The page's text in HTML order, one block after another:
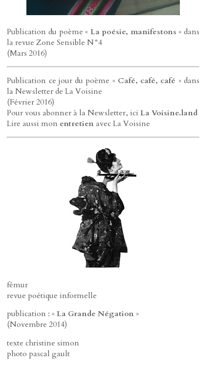
Publication du poème «La poésie, manifestons » dans
la revue Zone Sensible N°4
(Mars 2016)
Publication ce jour du poème « Café, café, café » dans
la Newsletter de La Voisine
(Février 2016)
Pour vous abonner à la Newsletter, iciLa Voisine.land
Lire aussi mon entretienavec La Voisine
fémur
revue poétique informelle
publication : «La Grande Négation »
(Novembre 2014)
texte christine simon
photo pascal gault